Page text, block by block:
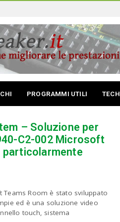
PROGRAMMI UTILI TECH
– Soluzione per
C2-002 Microsoft
particolarmente
Teams Room è stato sviluppato
ed è una soluzione video
touch, sistema